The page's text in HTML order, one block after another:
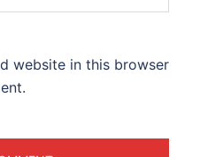
website in this browser